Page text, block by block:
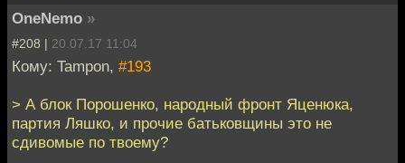
OneNemo »
#208 | 20.07.17 11:04
Кому: Tampon, #193
> А блок Порошенко, народный фронт Яценюка,
партия Ляшко, и прочие батьковщины это не
сдивомые по твоему?